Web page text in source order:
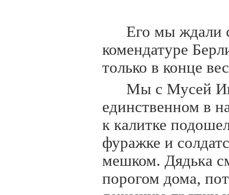
Его мы ждали
комендатуре
только в конце
Мы с Мусей
единственном в
к калитке
фуражке и
мешком. Дядька
порогом дома,